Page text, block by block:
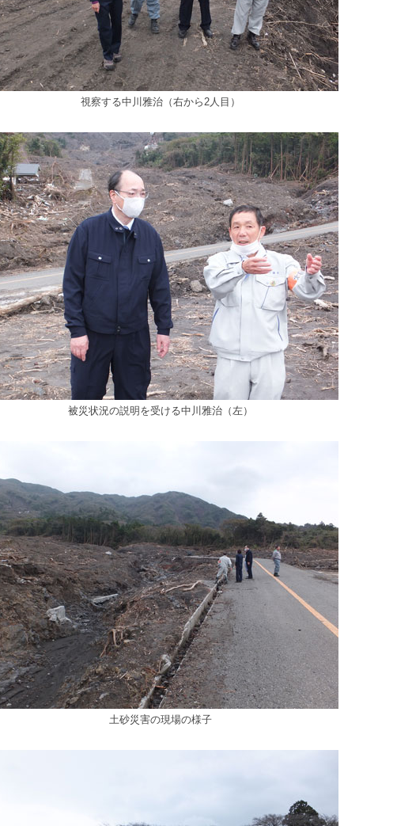
視察する中川雅治（右から2人目）
被災状況の説明を受ける中川雅治（左）
土砂災害の現場の様子